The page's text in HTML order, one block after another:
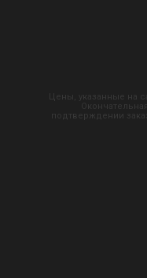
Цены, указанные на
подтверждении